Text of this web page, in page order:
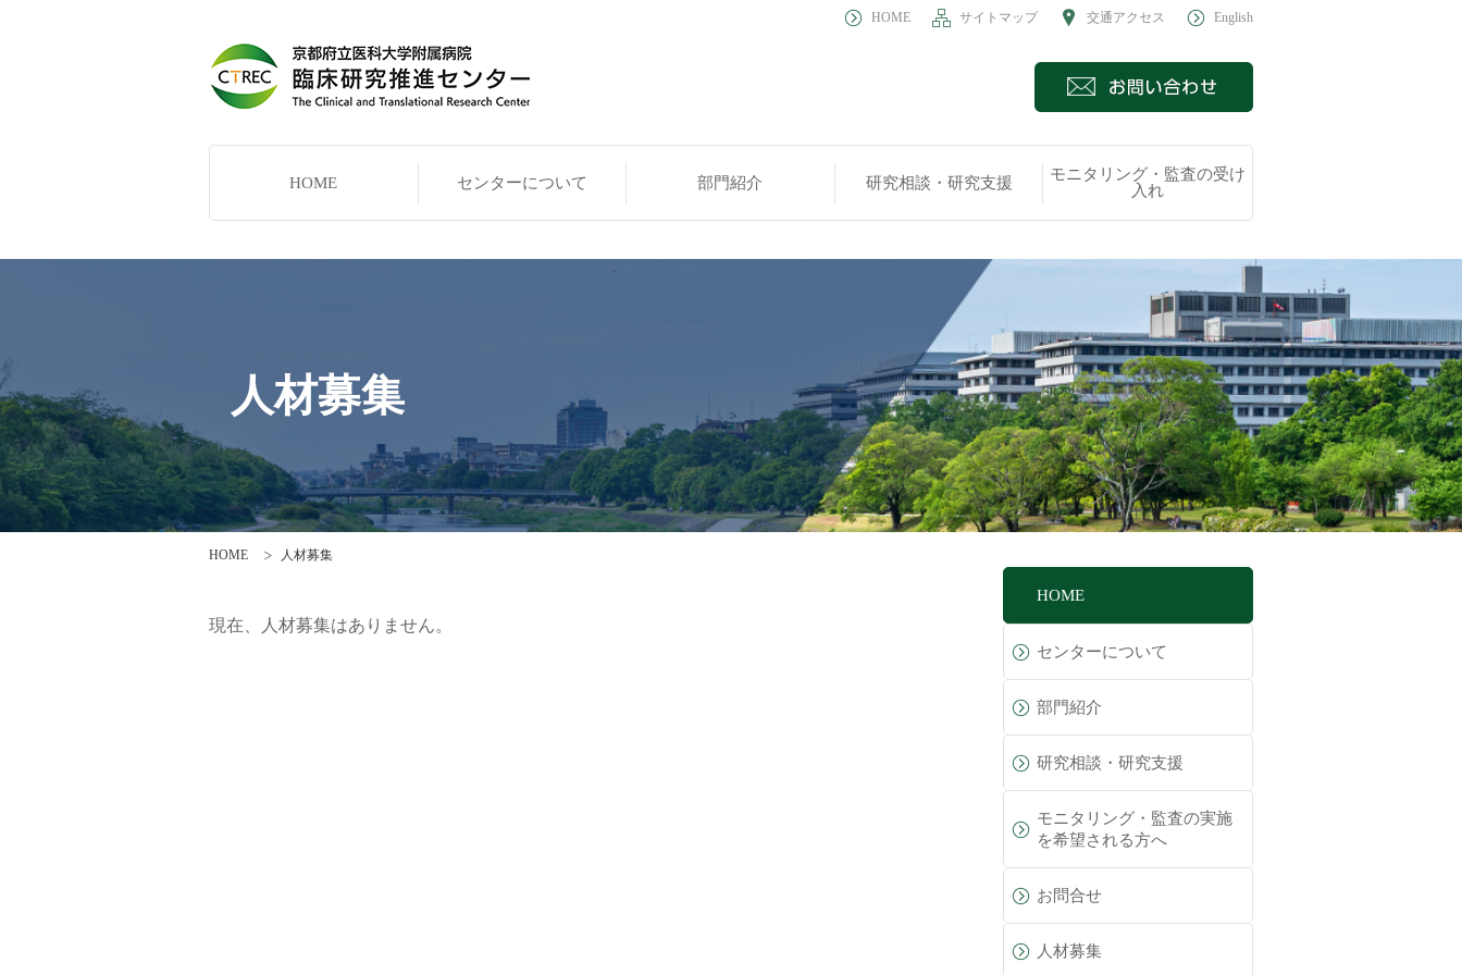
HOME サイトマップ 交通アクセス English
HOME センターについて 部門紹介 研究相談・研究支援
モニタリング・監査の受け
入れ
人材募集
HOME 人材募集
現在、人材募集はありません。
HOME
センターについて
部門紹介
研究相談・研究支援
モニタリング・監査の実施
を希望される方へ
お問合せ
人材募集